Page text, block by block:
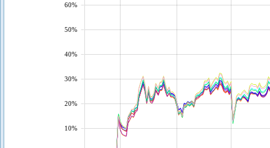
10%
20%
30%
40%
50%
60%